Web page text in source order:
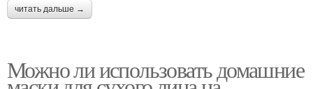
читать дальше →
Можно ли использовать домашние